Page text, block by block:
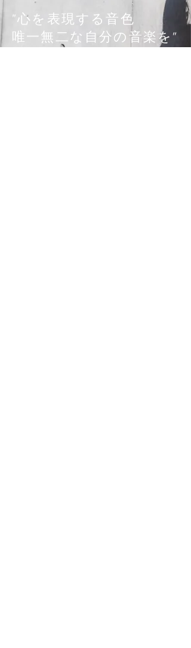
"心を表現する音色
唯一無二な自分の音楽を″